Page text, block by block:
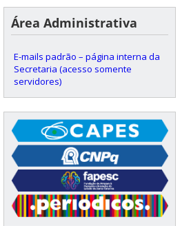
Área Administrativa
E-mails padrão – página interna da
Secretaria (acesso somente
servidores)